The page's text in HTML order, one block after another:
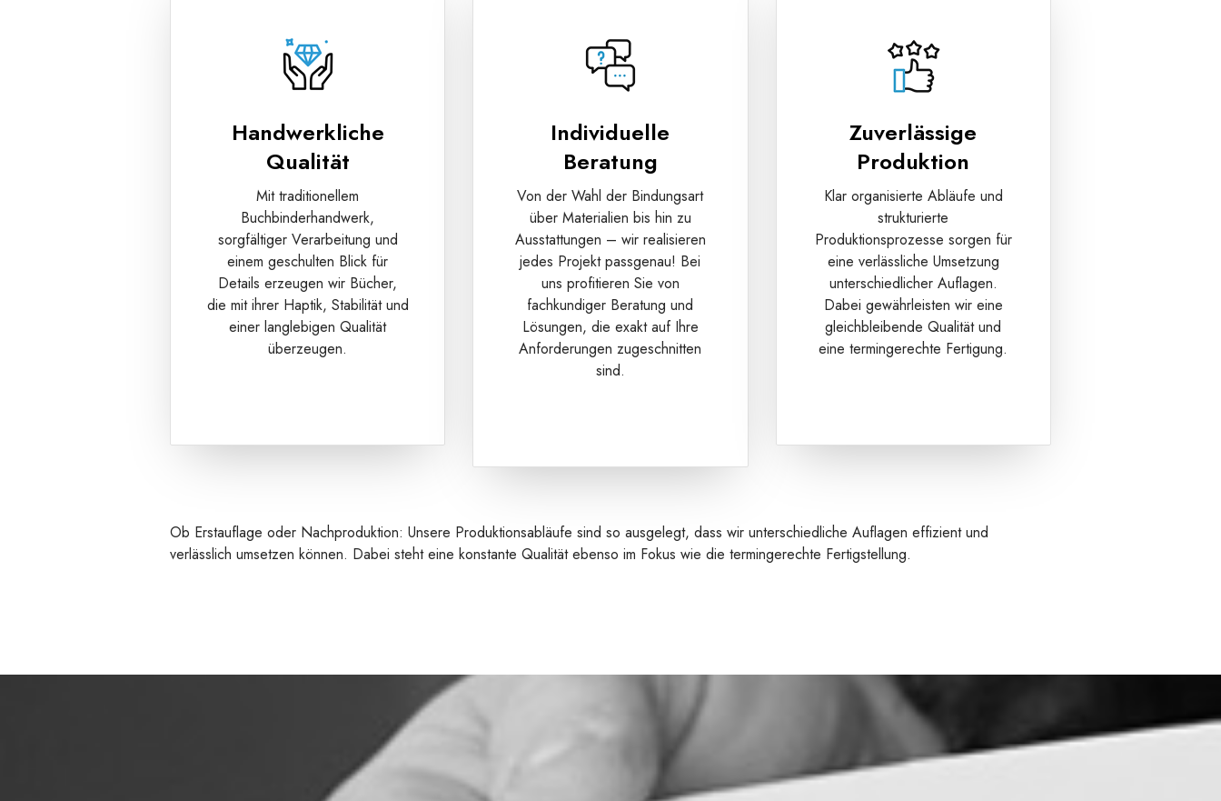
Handwerkliche
Qualität
Mit traditionellem
Buchbinderhandwerk,
sorgfältiger Verarbeitung und
einem geschulten Blick für
Details erzeugen wir Bücher,
die mit ihrer Haptik, Stabilität und
einer langlebigen Qualität
überzeugen.
Individuelle
Beratung
Von der Wahl der Bindungsart
über Materialien bis hin zu
Ausstattungen – wir realisieren
jedes Projekt passgenau! Bei
uns profitieren Sie von
fachkundiger Beratung und
Lösungen, die exakt auf Ihre
Anforderungen zugeschnitten
sind.
Zuverlässige
Produktion
Klar organisierte Abläufe und
strukturierte
Produktionsprozesse sorgen für
eine verlässliche Umsetzung
unterschiedlicher Auflagen.
Dabei gewährleisten wir eine
gleichbleibende Qualität und
eine termingerechte Fertigung.
Ob Erstauflage oder Nachproduktion: Unsere Produktionsabläufe sind so ausgelegt, dass wir unterschiedliche Auflagen effizient und
verlässlich umsetzen können. Dabei steht eine konstante Qualität ebenso im Fokus wie die termingerechte Fertigstellung.